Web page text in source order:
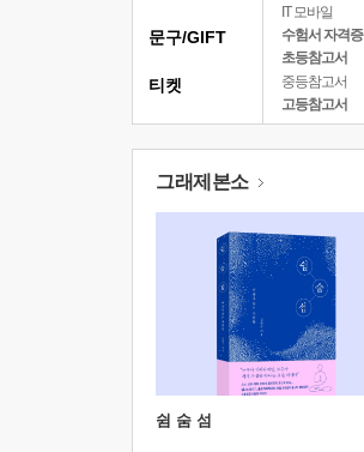
IT 모바일
수험서 자격증
초등참고서
중등참고서
고등참고서
문구/GIFT
티켓
그래제본소
쉼 숨 섬